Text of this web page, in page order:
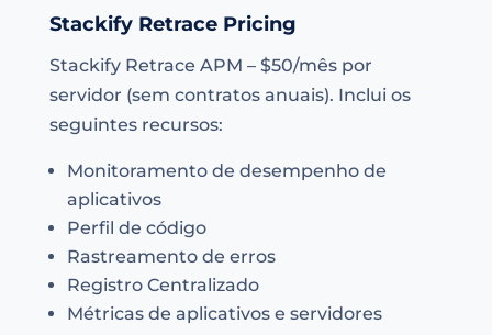
Stackify Retrace Pricing
Stackify Retrace APM – $50/mês por
servidor (sem contratos anuais). Inclui os
seguintes recursos:
Monitoramento de desempenho de
aplicativos
Perfil de código
Rastreamento de erros
Registro Centralizado
Métricas de aplicativos e servidores